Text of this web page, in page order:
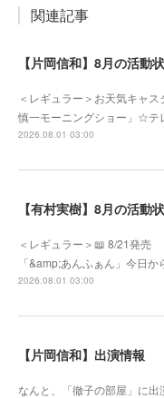
関連記事
【片岡信和】8月の活動
＜レギュラー＞お天気キャ
慎一モーニングショー」☆テ
2026.08.01 03:00
【有村実樹】8月の活動
＜レギュラー＞📖 8/21発売
「&amp;あんふぁん」今日
2026.08.01 03:00
【片岡信和】出演情報
なんと、「徹子の部屋」に出